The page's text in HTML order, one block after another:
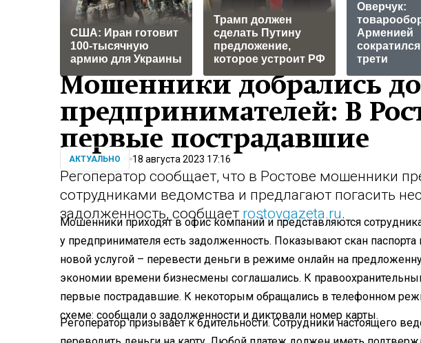
США: Иран готовит
100-тысячную
армию для Украины
Трамп должен
сделать Путину
предложение,
которое устроит РФ
Оверчук:
Арменией
трети
Мошенники добрались до
предпринимателей: В
первые пострадавшие
АКТУАЛЬНО 18 августа 2023 17:16
Регоператор сообщает, что в Ростове мошенники
сотрудниками ведомства и предлагают погасить
задолженность, сообщает rostovgazeta.ru.
Мошенники приходят в офис компаний и представляются
у предпринимателя есть задолженность. Показывают скан
новой услугой – перевести деньги в режиме онлайн на
экономии времени бизнесмены соглашались. К
первые пострадавшие. К некоторым обращались в телефонном
схеме: сообщали о задолженности и диктовали номер карты.
Регоператор призывает к бдительности. Сотрудники настоящего